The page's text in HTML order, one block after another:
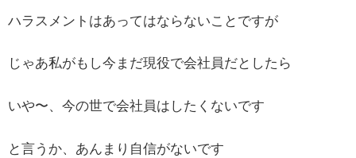
ハラスメントはあってはならないことですが
じゃあ私がもし今まだ現役で会社員だとしたら
いや〜、今の世で会社員はしたくないです
と言うか、あんまり自信がないです